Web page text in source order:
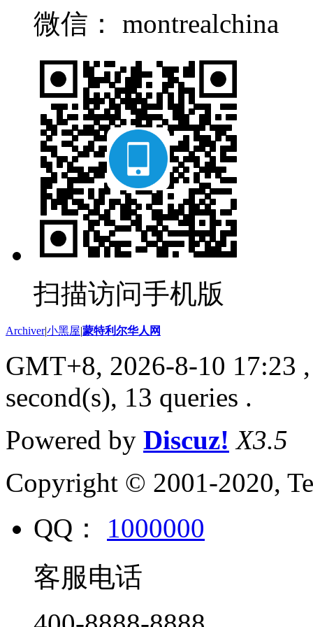
微信： montrealchina
扫描访问手机版
Archiver|小黑屋|蒙特利尔华人网
GMT+8, 2026-8-10 17:23
second(s), 13 queries .
Powered by Discuz! X3.5
Copyright © 2001-2020,
QQ： 1000000
客服电话